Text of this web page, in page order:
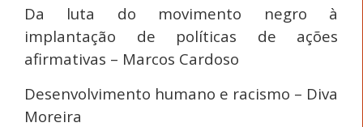
Da luta do movimento negro à
implantação de políticas de ações
afirmativas – Marcos Cardoso
Desenvolvimento humano e racismo – Diva
Moreira